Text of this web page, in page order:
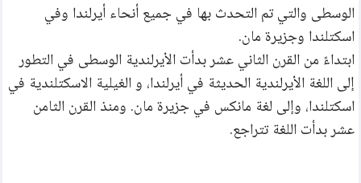
اسكتلندا وجزيرة مان.
عشر بدأت اللغة تتراجع.